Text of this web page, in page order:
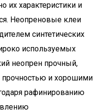
их характеристики и
Неопреновые клеи
синтетических
используемых
неопрен прочный,
прочностью и хорошими
рафинированию